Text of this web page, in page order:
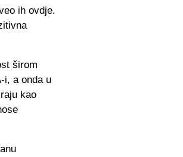
ih ovdje.
širom
i, a onda u
kao